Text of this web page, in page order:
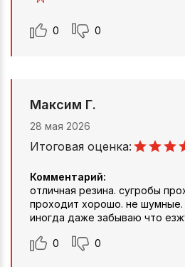
0 0
Максим Г.
28 мая 2026
Итоговая оценка:
Комментарий:
отличная резина. сугробы
проходит хорошо. не шумные.
иногда даже забываю что
0 0